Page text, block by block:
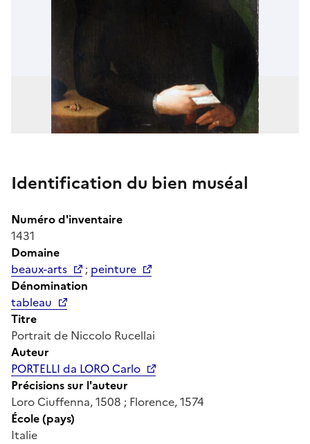
Identification du bien muséal
Numéro d'inventaire
1431
Domaine
beaux-arts
; peinture
Dénomination
tableau
Titre
Portrait de Niccolo Rucellai
Auteur
PORTELLI da LORO Carlo
Précisions sur l'auteur
Loro Ciuffenna, 1508 ; Florence, 1574
École (pays)
Italie